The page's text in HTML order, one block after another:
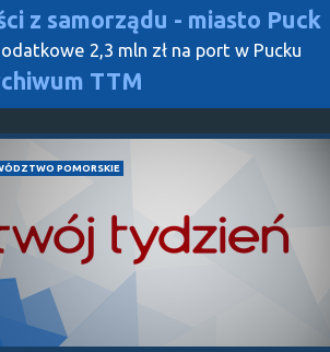
z samorządu - miasto Puck
2,3 mln zł na port w Pucku
TTM
POMORSKIE